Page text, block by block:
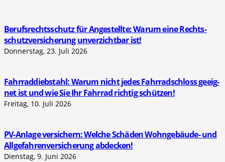
Berufs­rechts­schutz für Ange­stell­te: War­um eine Rechts­
schutz­ver­si­che­rung unver­zicht­bar ist!
Donnerstag, 23. Juli 2026
Fahr­rad­dieb­stahl: War­um nicht jedes Fahr­rad­schloss geeig­
net ist und wie Sie Ihr Fahr­rad rich­tig schüt­zen!
Freitag, 10. Juli 2026
PV-Anla­ge ver­si­chern: Wel­che Schä­den Wohn­ge­bäu­de- und
All­ge­fah­ren­ver­si­che­rung abde­cken!
Dienstag, 9. Juni 2026